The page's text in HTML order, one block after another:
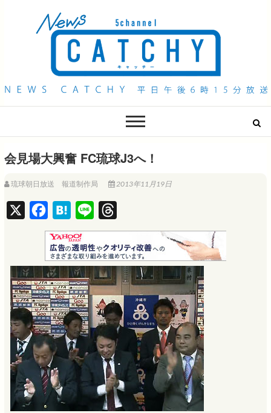
QAB NEWS Headline
会見場大興奮 FC琉球J3へ！
琉球朝日放送 報道制作局 2013年11月19日
a
c
e
b
o
o
k
H
a
t
e
n
a
i
n
e
h
r
e
a
d
s